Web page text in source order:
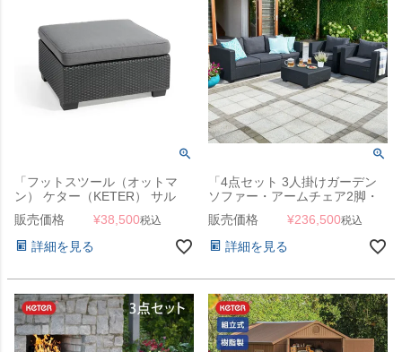
「フットスツール（オットマ
ン） ケター（KETER） サル
タ・サッポロ（Salta/Sapporo
FOOT STOOL 145648）」ロー
スタイル ラタン調
販売価格 ¥38,500税込
詳細を見る
「4点セット 3人掛けガーデン
ソファー・アームチェア2脚・
テーブル ケター（KETER） サ
ルタ」【単品販売可】
販売価格 ¥236,500税込
詳細を見る